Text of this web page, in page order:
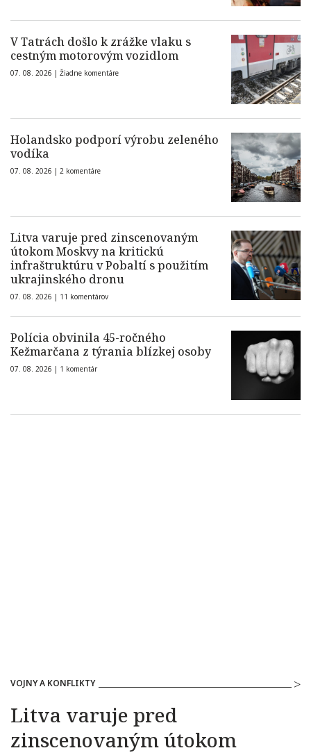
V Tatrách došlo k zrážke vlaku s
cestným motorovým vozidlom
07. 08. 2026 | Žiadne komentáre
Holandsko podporí výrobu zeleného
vodíka
07. 08. 2026 | 2 komentáre
Litva varuje pred zinscenovaným
útokom Moskvy na kritickú
infraštruktúru v Pobaltí s použitím
ukrajinského dronu
07. 08. 2026 | 11 komentárov
Polícia obvinila 45-ročného
Kežmarčana z týrania blízkej osoby
07. 08. 2026 | 1 komentár
VOJNY A KONFLIKTY
Litva varuje pred
zinscenovaným útokom